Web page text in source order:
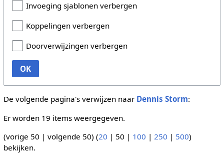
Invoeging sjablonen verbergen
Koppelingen verbergen
Doorverwijzingen verbergen
OK
De volgende pagina's verwijzen naar Dennis Storm:
Er worden 19 items weergegeven.
(vorige 50 | volgende 50) (20 | 50 | 100 | 250 | 500)
bekijken.